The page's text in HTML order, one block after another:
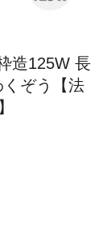
造125W 長
ぞう【法